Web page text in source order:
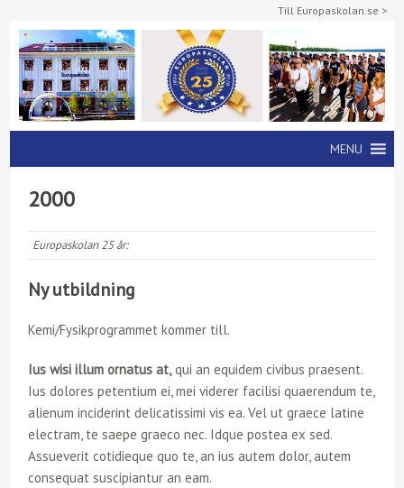
Till Europaskolan.se >
MENU
2000
Europaskolan 25 år:
Ny utbildning
Kemi/Fysikprogrammet kommer till.
Ius wisi illum ornatus at,qui an equidem civibus praesent.
Ius dolores petentium ei, mei viderer facilisi quaerendum te,
alienum inciderint delicatissimi vis ea. Vel ut graece latine
electram, te saepe graeco nec. Idque postea ex sed.
Assueverit cotidieque quo te, an ius autem dolor, autem
consequat suscipiantur an eam.